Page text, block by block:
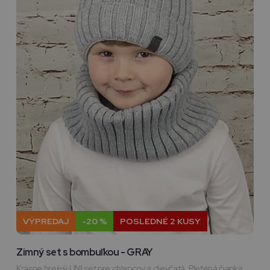
VÝPREDAJ -20 % POSLEDNÉ 2 KUSY
Zimný set s bombuľkou - GRAY